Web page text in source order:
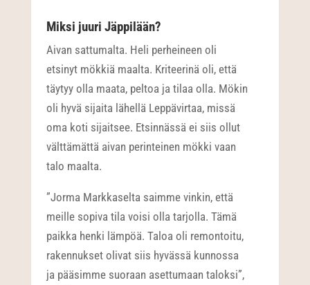
Miksi juuri Jäppilään?
Aivan sattumalta. Heli perheineen oli
etsinyt mökkiä maalta. Kriteerinä oli, että
täytyy olla maata, peltoa ja tilaa olla. Mökin
oli hyvä sijaita lähellä Leppävirtaa, missä
oma koti sijaitsee. Etsinnässä ei siis ollut
välttämättä aivan perinteinen mökki vaan
talo maalta.
”Jorma Markkaselta saimme vinkin, että
meille sopiva tila voisi olla tarjolla. Tämä
paikka henki lämpöä. Taloa oli remontoitu,
rakennukset olivat siis hyvässä kunnossa
ja pääsimme suoraan asettumaan taloksi”,